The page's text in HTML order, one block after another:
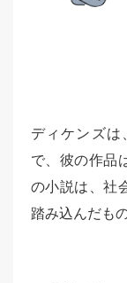
ディケンズは
で、彼の作品
の小説は、社
踏み込んだも